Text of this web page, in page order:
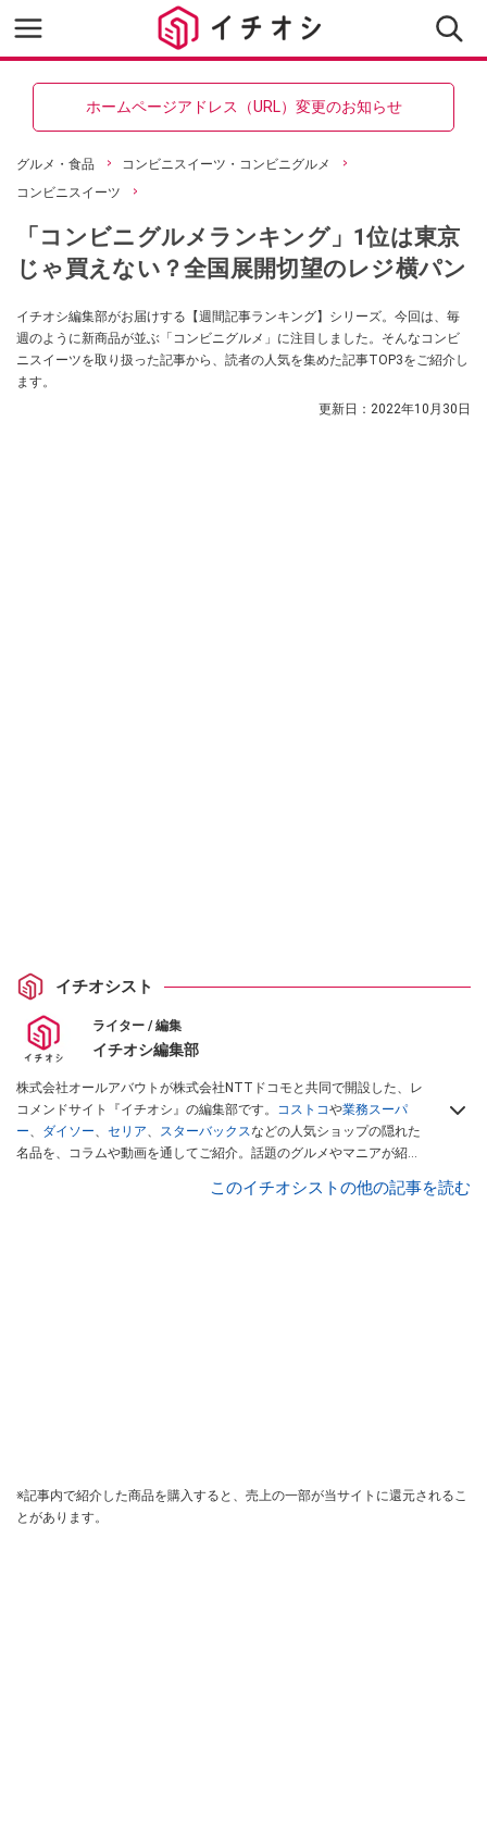
ホームページアドレス（URL）変更のお知らせ
グルメ・食品
コンビニスイーツ・コンビニグルメ
コンビニスイーツ
「コンビニグルメランキング」1位は東京
じゃ買えない？全国展開切望のレジ横パン
イチオシ編集部がお届けする【週間記事ランキング】シリーズ。今回は、毎
週のように新商品が並ぶ「コンビニグルメ」に注目しました。そんなコンビ
ニスイーツを取り扱った記事から、読者の人気を集めた記事TOP3をご紹介し
ます。
更新日： 2022年10月30日
イチオシスト
ライター / 編集
イチオシ編集部
株式会社オールアバウトが株式会社NTTドコモと共同で開設した、レ
コメンドサイト『イチオシ』の編集部です。 コストコや業務スーパ
ー、 ダイソー、 セリア、 スターバックスなどの人気ショップの隠れた
名品を、コラムや動画を通してご紹介。話題のグルメやマニアが紹介
インフルエンサーが実際に使用してレビューしています。毎日トレン
このイチオシストの他の記事を読む
※記事内で紹介した商品を購入すると、売上の一部が当サイトに還元されるこ
とがあります。